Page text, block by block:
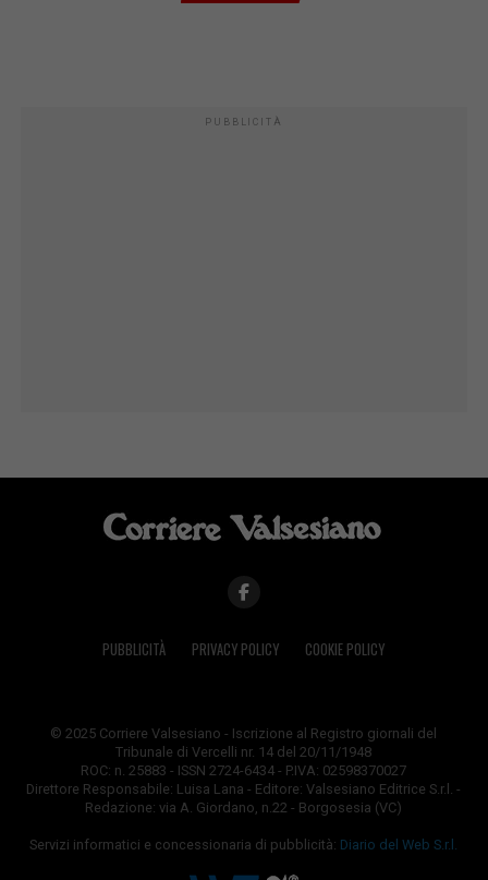
PUBBLICITÀ
PUBBLICITÀ PRIVACY POLICY COOKIE POLICY
© 2025 Corriere Valsesiano - Iscrizione al Registro giornali del
Tribunale di Vercelli nr. 14 del 20/11/1948
ROC: n. 25883 - ISSN 2724-6434 - P.IVA: 02598370027
Direttore Responsabile: Luisa Lana - Editore: Valsesiano Editrice S.r.l. -
Redazione: via A. Giordano, n.22 - Borgosesia (VC)
Servizi informatici e concessionaria di pubblicità: Diario del Web S.r.l.